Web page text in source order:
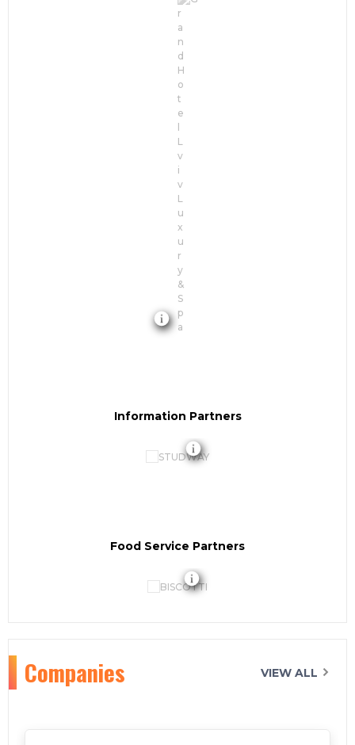
Information Partners
Food Service Partners
Companies VIEW ALL